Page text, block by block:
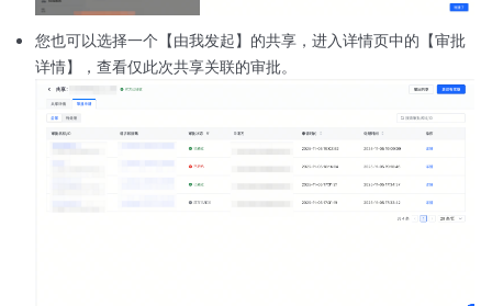
您也可以选择一个【由我发起】的共享，进入详情页中的【审批
详情】，查看仅此次共享关联的审批。